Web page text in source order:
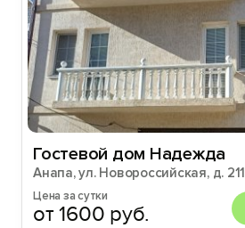
Гостевой дом Надежда
Анапа, ул. Новороссийская, д. 211
Цена за сутки
от 1600 руб.